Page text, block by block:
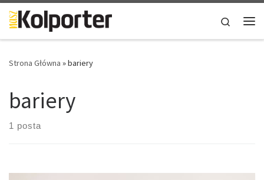
Skip to content
Search
Strona Główna »bariery
bariery
1 posta